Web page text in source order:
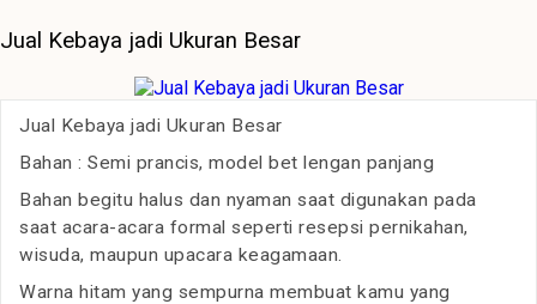
Jual Kebaya jadi Ukuran Besar
Jual Kebaya jadi Ukuran Besar
Bahan : Semi prancis, model bet lengan panjang
Bahan begitu halus dan nyaman saat digunakan pada
saat acara-acara formal seperti resepsi pernikahan,
wisuda, maupun upacara keagamaan.
Warna hitam yang sempurna membuat kamu yang